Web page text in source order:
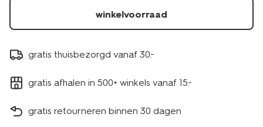
winkelvoorraad
gratis thuisbezorgd vanaf 30.-
gratis afhalen in 500+ winkels vanaf 15.-
gratis retourneren binnen 30 dagen